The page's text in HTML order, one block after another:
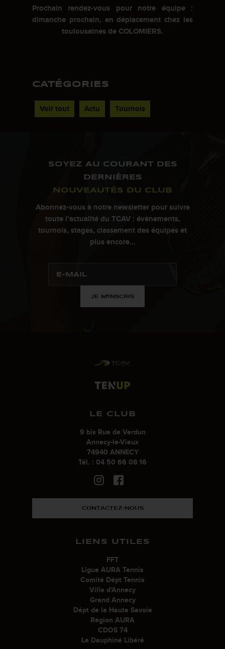
Prochain rendez-vous pour notre équipe :
dimanche prochain, en déplacement chez les
toulousaines de COLOMIERS.
CATÉGORIES
Voir tout Actu Tournois
SOYEZ AU COURANT DES
DERNIÈRES
NOUVEAUTÉS DU CLUB
Abonnez-vous à notre newsletter pour suivre
toute l’actualité du TCAV : évènements,
tournois, stages, classement des équipes et
plus encore…
JE M'INSCRIS
LE CLUB
9 bis Rue de Verdun
Annecy-le-Vieux
74940 ANNECY
Tél. : 04 50 66 08 16
CONTACTEZ-NOUS
LIENS UTILES
FFT
Ligue AURA Tennis
Comité Dépt Tennis
Ville d'Annecy
Grand Annecy
Dépt de la Haute Savoie
Région AURA
CDOS 74
Le Dauphiné Libéré